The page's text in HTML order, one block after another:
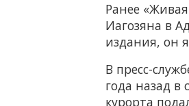
Ранее
Иагозяна в
издания, он
В пресс-
года назад в
курорта